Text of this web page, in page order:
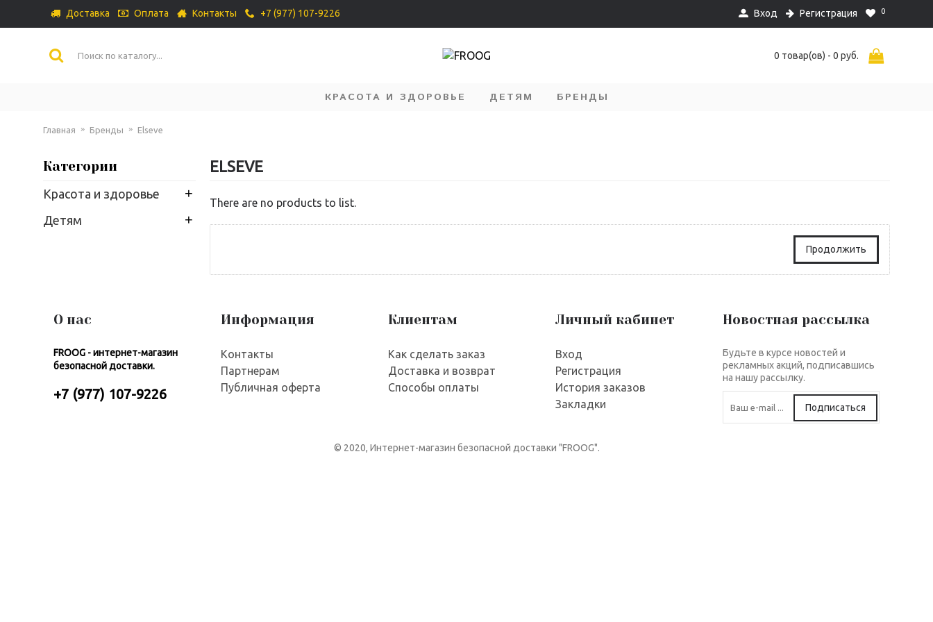
Доставка Оплата Контакты +7 (977) 107-9226 Вход Регистрация 0
0 товар(ов) - 0 руб.
КРАСОТА И ЗДОРОВЬЕ ДЕТЯМ БРЕНДЫ
Главная Бренды Elseve
Категории
Красота и здоровье +
Детям +
ELSEVE
There are no products to list.
Продолжить
О нас
FROOG - интернет-магазин
безопасной доставки.
+7 (977) 107-9226
Информация
Контакты
Партнерам
Публичная оферта
Клиентам
Как сделать заказ
Доставка и возврат
Способы оплаты
Личный кабинет
Вход
Регистрация
История заказов
Закладки
Новостная рассылка
Будьте в курсе новостей и
рекламных акций, подписавшись
на нашу рассылку.
Подписаться
© 2020, Интернет-магазин безопасной доставки "FROOG".